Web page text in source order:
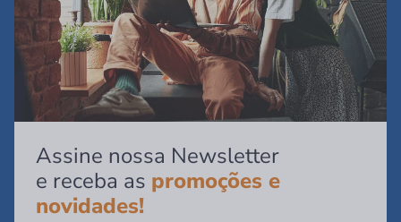
Assine nossa Newsletter
e receba as promoções e
novidades!